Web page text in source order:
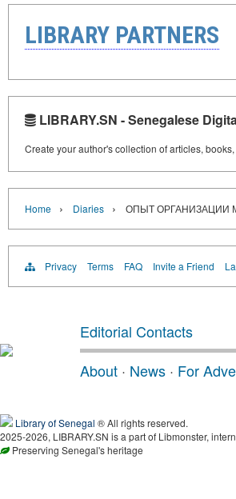
LIBRARY PARTNERS
LIBRARY.SN - Senegalese
Create your author's collection of articles,
Home › Diaries › ОПЫТ ОРГАНИЗАЦИИ
Privacy Terms FAQ Invite a Friend
Editorial Contacts
About · News · For
Library of Senegal ® All rights reserved.
2025-2026, LIBRARY.SN is a part of Libmonster,
Preserving Senegal's heritage